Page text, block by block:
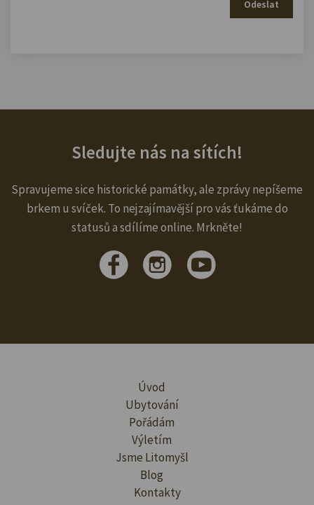
Odeslat
Sledujte nás na sítích!
Spravujeme sice historické památky, ale zprávy nepíšeme
brkem u svíček. To nejzajímavější pro vás ťukáme do
statusů a sdílíme online. Mrkněte!
Úvod
Ubytování
Pořádám
Výletím
Jsme Litomyšl
Blog
Kontakty